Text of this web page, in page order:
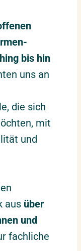
bis hin
uns an
die sich
mit
und
aus über
und
fachliche